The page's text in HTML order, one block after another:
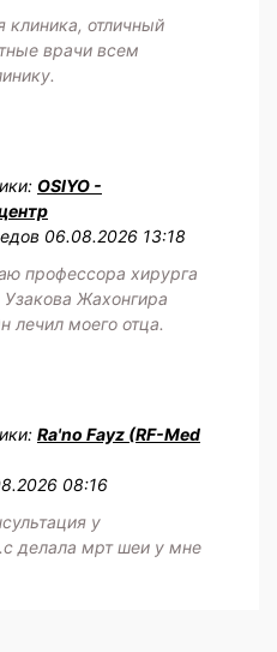
клиника, отличный
врачи всем
OSIYO -
06.08.2026 13:18
профессора хирурга
Узакова Жахонгира
лечил моего отца.
Ra'no Fayz (RF-Med
08:16
у
делала мрт шеи у мне